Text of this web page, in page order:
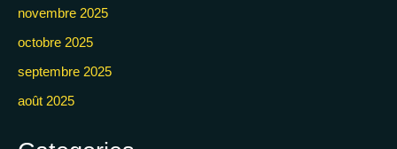
novembre 2025
octobre 2025
septembre 2025
août 2025